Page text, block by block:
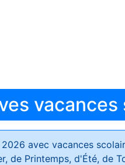
avec vacances
de Printemps, d'Été, de